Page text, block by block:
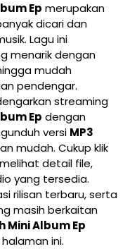
Ep merupakan
dicari dan
Lagu ini
menarik dengan
mudah
pendengar.
streaming
Ep dengan
versi MP3
mudah. Cukup klik
detail file,
yang tersedia.
rilisan terbaru, serta
masih berkaitan
Mini Album Ep
ini.